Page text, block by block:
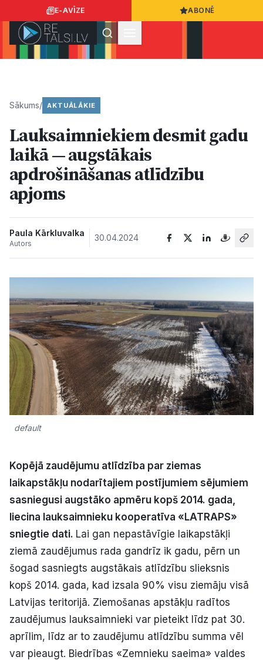
E-AVĪZE ABONĒ
Ziņas
Sabiedrība
Bizness
Video
Vieta
Pasākumi
Reklāma
Politiskā reklāma
Par mums
Kontakti
Ziņo redakcijai
Sākums/ AKTUĀLĀKIE
Lauksaimniekiem desmit gadu
laikā — augstākais
apdrošināšanas atlīdzību
apjoms
Paula Kārkluvalka
Autors
30.04.2024
default
Kopējā zaudējumu atlīdzība par ziemas
laikapstākļu nodarītajiem postījumiem sējumiem
sasniegusi augstāko apmēru kopš 2014. gada,
liecina lauksaimnieku kooperatīva «LATRAPS»
sniegtie dati. Lai gan nepastāvīgie laikapstākļi
ziemā zaudējumus rada gandrīz ik gadu, pērn un
šogad sasniegts augstākais atlīdzību slieksnis
kopš 2014. gada, kad izsala 90% visu ziemāju visā
Latvijas teritorijā. Ziemošanas apstākļu radītos
zaudējumus lauksaimnieki var pieteikt līdz pat 30.
aprīlim, līdz ar to zaudējumu atlīdzību summa vēl
var pieaugt. Biedrības «Zemnieku saeima» valdes